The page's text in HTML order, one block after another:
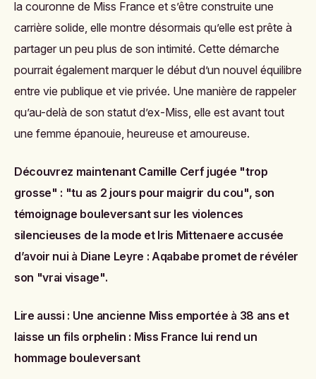
la couronne de Miss France et s’être construite une
carrière solide, elle montre désormais qu’elle est prête à
partager un peu plus de son intimité. Cette démarche
pourrait également marquer le début d’un nouvel équilibre
entre vie publique et vie privée. Une manière de rappeler
qu’au-delà de son statut d’ex-Miss, elle est avant tout
une femme épanouie, heureuse et amoureuse.
Découvrez maintenant Camille Cerf jugée "trop
grosse" : "tu as 2 jours pour maigrir du cou", son
témoignage bouleversant sur les violences
silencieuses de la mode et Iris Mittenaere accusée
d’avoir nui à Diane Leyre : Aqababe promet de révéler
son "vrai visage".
Lire aussi : Une ancienne Miss emportée à 38 ans et
laisse un fils orphelin : Miss France lui rend un
hommage bouleversant